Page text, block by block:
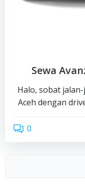
Sewa
Halo, sobat
Aceh dengan
0